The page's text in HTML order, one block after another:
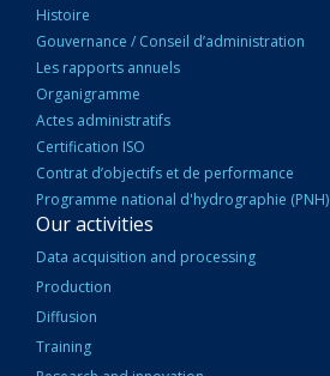
Histoire
Gouvernance / Conseil d’administration
Les rapports annuels
Organigramme
Actes administratifs
Certification ISO
Contrat d’objectifs et de performance
Programme national d'hydrographie (PNH)
Our activities
Data acquisition and processing
Production
Diffusion
Training